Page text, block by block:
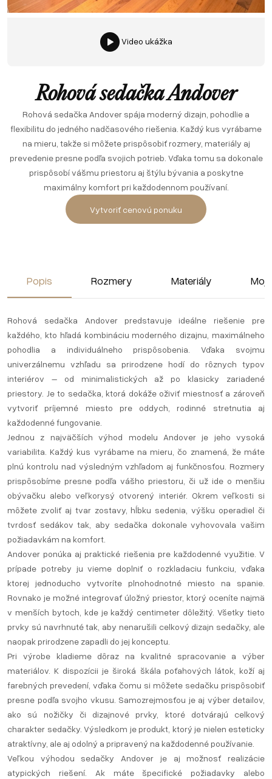
Video ukážka
Rohová sedačka Andover
Rohová sedačka Andover spája moderný dizajn, pohodlie a
flexibilitu do jedného nadčasového riešenia. Každý kus vyrábame
na mieru, takže si môžete prispôsobiť rozmery, materiály aj
prevedenie presne podľa svojich potrieb. Vďaka tomu sa dokonale
prispôsobí vášmu priestoru aj štýlu bývania a poskytne
maximálny komfort pri každodennom používaní.
Vytvoriť cenovú ponuku
Popis Rozmery Materiály
Rohová sedačka Andover predstavuje ideálne riešenie pre
každého, kto hľadá kombináciu moderného dizajnu, maximálneho
pohodlia a individuálneho prispôsobenia. Vďaka svojmu
univerzálnemu vzhľadu sa prirodzene hodí do rôznych typov
interiérov – od minimalistických až po klasicky zariadené
priestory. Je to sedačka, ktorá dokáže oživiť miestnosť a zároveň
vytvoriť príjemné miesto pre oddych, rodinné stretnutia aj
každodenné fungovanie.
Jednou z najväčších výhod modelu Andover je jeho vysoká
variabilita. Každý kus vyrábame na mieru, čo znamená, že máte
plnú kontrolu nad výsledným vzhľadom aj funkčnosťou. Rozmery
prispôsobíme presne podľa vášho priestoru, či už ide o menšiu
obývačku alebo veľkorysý otvorený interiér. Okrem veľkosti si
môžete zvoliť aj tvar zostavy, hĺbku sedenia, výšku operadiel či
tvrdosť sedákov tak, aby sedačka dokonale vyhovovala vašim
požiadavkám na komfort.
Andover ponúka aj praktické riešenia pre každodenné využitie. V
prípade potreby ju vieme doplniť o rozkladaciu funkciu, vďaka
ktorej jednoducho vytvoríte plnohodnotné miesto na spanie.
Rovnako je možné integrovať úložný priestor, ktorý oceníte najmä
v menších bytoch, kde je každý centimeter dôležitý. Všetky tieto
prvky sú navrhnuté tak, aby nenarušili celkový dizajn sedačky, ale
naopak prirodzene zapadli do jej konceptu.
Pri výrobe kladieme dôraz na kvalitné spracovanie a výber
materiálov. K dispozícii je široká škála poťahových látok, koží aj
farebných prevedení, vďaka čomu si môžete sedačku prispôsobiť
presne podľa svojho vkusu. Samozrejmosťou je aj výber detailov,
ako sú nožičky či dizajnové prvky, ktoré dotvárajú celkový
charakter sedačky. Výsledkom je produkt, ktorý je nielen esteticky
atraktívny, ale aj odolný a pripravený na každodenné používanie.
Veľkou výhodou sedačky Andover je aj možnosť realizácie
atypických riešení. Ak máte špecifické požiadavky alebo